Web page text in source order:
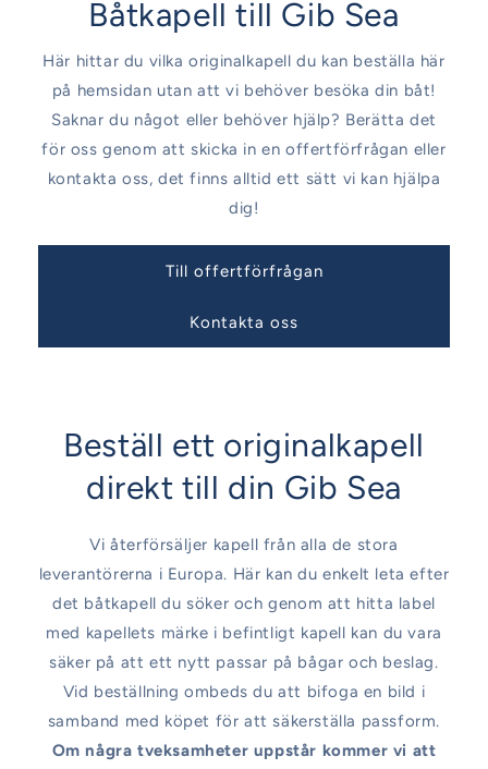
Båtkapell till Gib Sea
Här hittar du vilka originalkapell du kan beställa här
på hemsidan utan att vi behöver besöka din båt!
Saknar du något eller behöver hjälp? Berätta det
för oss genom att skicka in en offertförfrågan eller
kontakta oss, det finns alltid ett sätt vi kan hjälpa
dig!
Till offertförfrågan
Kontakta oss
Beställ ett originalkapell
direkt till din Gib Sea
Vi återförsäljer kapell från alla de stora
leverantörerna i Europa. Här kan du enkelt leta efter
det båtkapell du söker och genom att hitta label
med kapellets märke i befintligt kapell kan du vara
säker på att ett nytt passar på bågar och beslag.
Vid beställning ombeds du att bifoga en bild i
samband med köpet för att säkerställa passform.
Om några tveksamheter uppstår kommer vi att